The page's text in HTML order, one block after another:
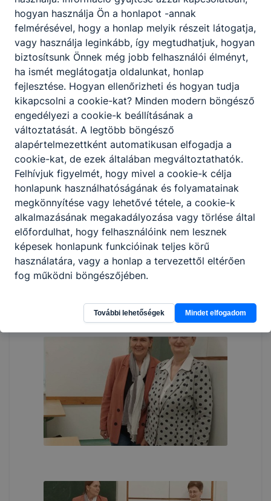
hogyan használja Ön a honlapot -annak
felmérésével, hogy a honlap melyik részeit látogatja,
vagy használja leginkább, így megtudhatjuk, hogyan
biztosítsunk Önnek még jobb felhasználói élményt,
ha ismét meglátogatja oldalunkat, honlap
fejlesztése. Hogyan ellenőrizheti és hogyan tudja
kikapcsolni a cookie-kat? Minden modern böngésző
engedélyezi a cookie-k beállításának a
változtatását. A legtöbb böngésző
alapértelmezettként automatikusan elfogadja a
cookie-kat, de ezek általában megváltoztathatók.
Felhívjuk figyelmét, hogy mivel a cookie-k célja
honlapunk használhatóságának és folyamatainak
megkönnyítése vagy lehetővé tétele, a cookie-k
alkalmazásának megakadályozása vagy törlése által
előfordulhat, hogy felhasználóink nem lesznek
képesek honlapunk funkcióinak teljes körű
használatára, vagy a honlap a tervezettől eltérően
fog működni böngészőjében.
További lehetőségek Mindet elfogadom